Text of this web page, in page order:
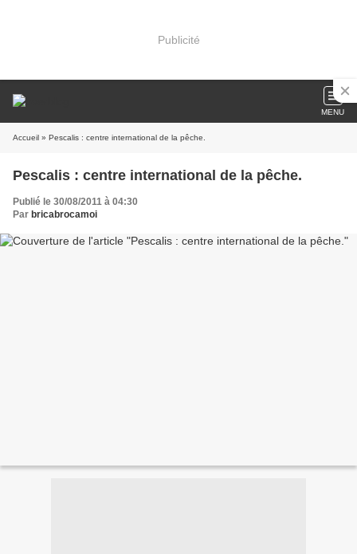
Publicité
MENU
Accueil » Pescalis : centre international de la pêche.
Pescalis : centre international de la pêche.
Publié le 30/08/2011 à 04:30
Par bricabrocamoi